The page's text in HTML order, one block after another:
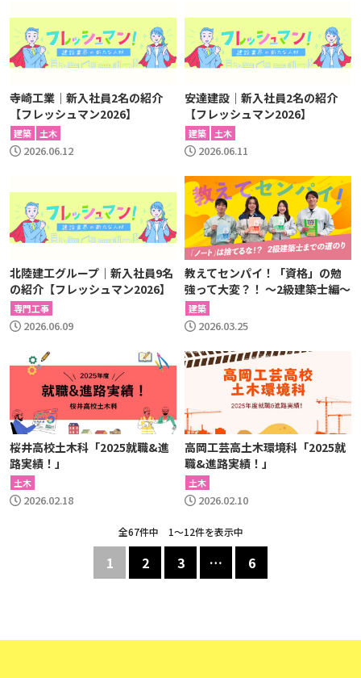
寺崎工業｜新入社員2名の紹介
【フレッシュマン2026】
建築 土木
2026.06.12
安達建設｜新入社員2名の紹介
【フレッシュマン2026】
建築 土木
2026.06.11
北陸建工グループ｜新入社員9名
の紹介【フレッシュマン2026】
専門工事
2026.06.09
教えてセンパイ！「資格」の勉
強って大変？！ 〜2級建築士編〜
建築
2026.03.25
桜井高校土木科「2025就職&進
路実績！」
土木
2026.02.18
高岡工芸高土木環境科「2025就
職&進路実績！」
土木
2026.02.10
全67件中 1〜12件を表示中
1 2 3 … 6